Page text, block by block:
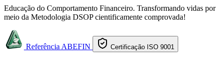
Educação do Comportamento Financeiro. Transformando vidas por
meio da Metodologia DSOP cientificamente comprovada!
Referência ABEFIN Certificação ISO 9001